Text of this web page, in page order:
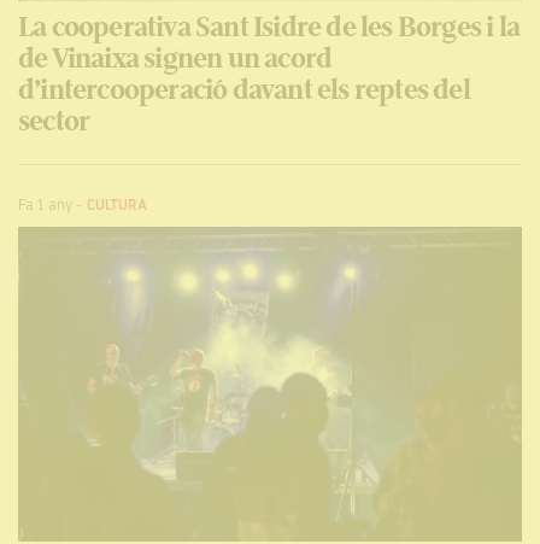
La cooperativa Sant Isidre de les Borges i la
de Vinaixa signen un acord
d’intercooperació davant els reptes del
sector
Fa 1 any- CULTURA